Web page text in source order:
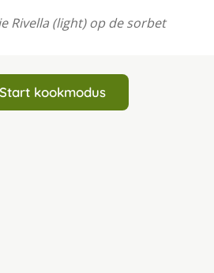
Rivella (light) op de sorbet
kookmodus